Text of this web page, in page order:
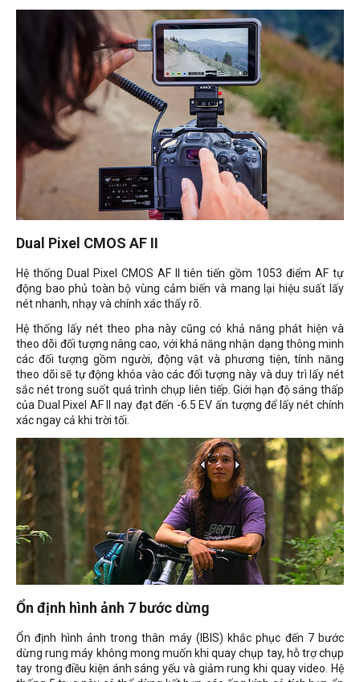
Dual Pixel CMOS AF II
Hệ thống Dual Pixel CMOS AF II tiên tiến gồm 1053 điểm AF tự
động bao phủ toàn bộ vùng cảm biến và mang lại hiệu suất lấy
nét nhanh, nhạy và chính xác thấy rõ.
Hệ thống lấy nét theo pha này cũng có khả năng phát hiện và
theo dõi đối tượng nâng cao, với khả năng nhận dạng thông minh
các đối tượng gồm người, động vật và phương tiện, tính năng
theo dõi sẽ tự động khóa vào các đối tượng này và duy trì lấy nét
sắc nét trong suốt quá trình chụp liên tiếp. Giới hạn độ sáng thấp
của Dual Pixel AF II nay đạt đến -6.5 EV ấn tượng để lấy nét chính
xác ngay cả khi trời tối.
Ổn định hình ảnh 7 bước dừng
Ổn định hình ảnh trong thân máy (IBIS) khắc phục đến 7 bước
dừng rung máy không mong muốn khi quay chụp tay, hỗ trợ chụp
tay trong điều kiện ánh sáng yếu và giảm rung khi quay video. Hệ